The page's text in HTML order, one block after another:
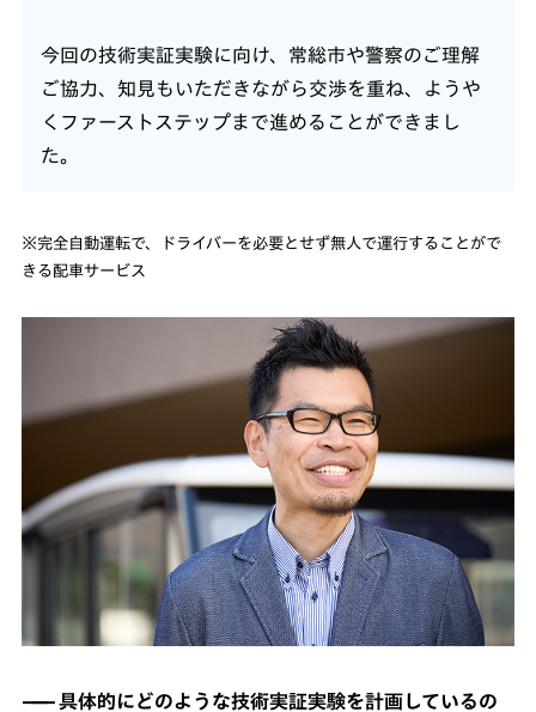
今回の技術実証実験に向け、常総市や警察のご理解
ご協力、知見もいただきながら交渉を重ね、ようや
くファーストステップまで進めることができまし
た。
※完全自動運転で、ドライバーを必要とせず無人で運行することがで
きる配車サービス
具体的にどのような技術実証実験を計画しているの